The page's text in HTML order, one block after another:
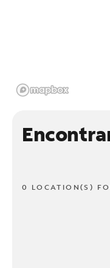
0 LOCATION(S)